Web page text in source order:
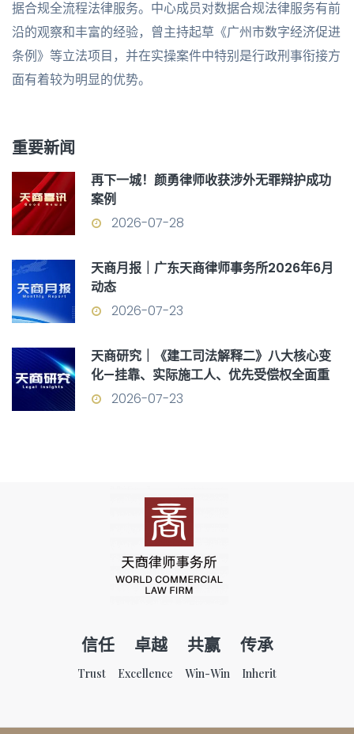
据合规全流程法律服务。中心成员对数据合规法律服务有前
沿的观察和丰富的经验，曾主持起草《广州市数字经济促进
条例》等立法项目，并在实操案件中特别是行政刑事衔接方
面有着较为明显的优势。
重要新闻
再下一城！颜勇律师收获涉外无罪辩护成功
案例
2026-07-28
天商月报｜广东天商律师事务所2026年6月
动态
2026-07-23
天商研究｜《建工司法解释二》八大核心变
化—挂靠、实际施工人、优先受偿权全面重
构
2026-07-23
信任 卓越 共赢 传承
Trust Excellence Win-Win Inherit